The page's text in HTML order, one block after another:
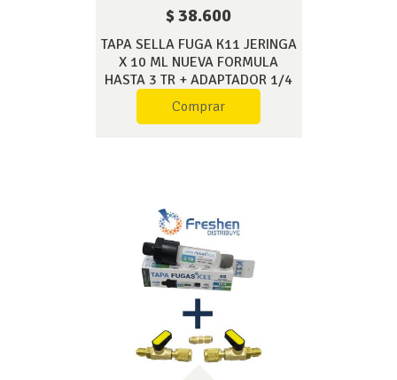
$ 38.600
TAPA SELLA FUGA K11 JERINGA
X 10 ML NUEVA FORMULA
HASTA 3 TR + ADAPTADOR 1/4
FH + ADAPTADOR 5/6 FH
Comprar